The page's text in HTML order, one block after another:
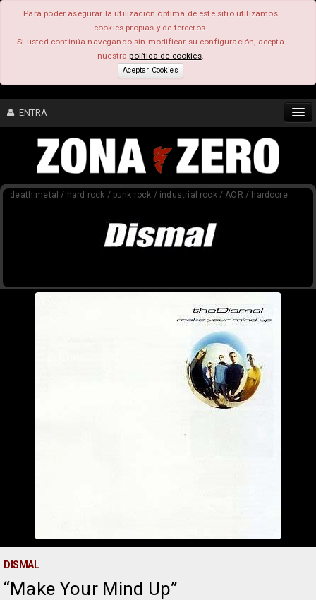
Para poder asegurar la utilización óptima de este sitio utilizamos
cookies propias y de terceros.
Si usted continúa navegando sin modificar su configuración, acepta
nuestrapolítica de cookies.
Aceptar Cookies
ENTRA
CONTENIDO
death metal / hard rock / punk rock / industrial rock / AOR / hardcore
DISMAL
Make Your Mind Up